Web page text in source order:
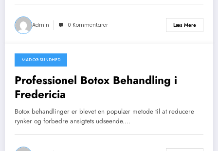
Admin 0 Kommentarer Læs Mere
april 1, 2026
MAD OG SUNDHED
Professionel Botox Behandling i
Fredericia
Botox behandlinger er blevet en populær metode til at reducere
rynker og forbedre ansigtets udseende.…